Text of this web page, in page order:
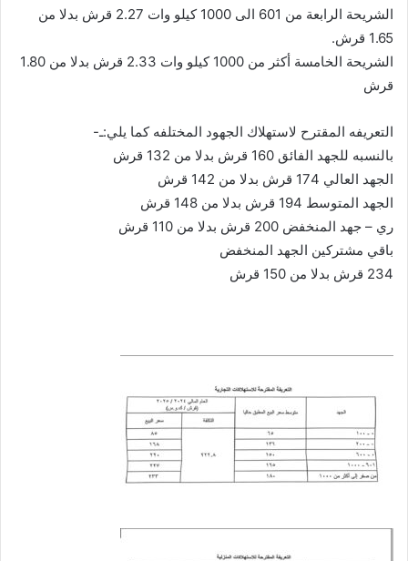
الشريحة الرابعة من 601 الى 1000 كيلو وات 2.27 قرش بدلا من
1.65 قرش.
الشريحة الخامسة أكثر من 1000 كيلو وات 2.33 قرش بدلا من 1.80
قرش
التعريفه المقترح لاستهلاك الجهود المختلفه كما يلي:ـ-
بالنسبه للجهد الفائق 160 قرش بدلا من 132 قرش
الجهد العالي 174 قرش بدلا من 142 قرش
الجهد المتوسط 194 قرش بدلا من 148 قرش
ري – جهد المنخفض 200 قرش بدلا من 110 قرش
باقي مشتركين الجهد المنخفض
234 قرش بدلا من 150 قرش